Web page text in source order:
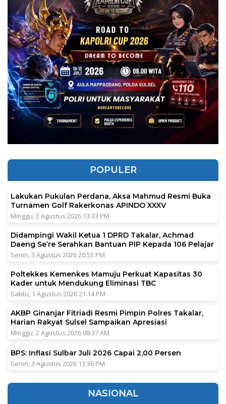
POPULER
Lakukan Pukulan Perdana, Aksa Mahmud Resmi Buka
Turnamen Golf Rakerkonas APINDO XXXV
Minggu, 2 Agustus 2026 13:33 PM
Didampingi Wakil Ketua 1 DPRD Takalar, Achmad
Daeng Se’re Serahkan Bantuan PIP Kepada 106 Pelajar
Senin, 3 Agustus 2026 20:55 PM
Poltekkes Kemenkes Mamuju Perkuat Kapasitas 30
Kader untuk Mendukung Eliminasi TBC
Sabtu, 1 Agustus 2026 21:14 PM
AKBP Ginanjar Fitriadi Resmi Pimpin Polres Takalar,
Harian Rakyat Sulsel Sampaikan Apresiasi
Minggu, 2 Agustus 2026 08:37 AM
BPS: Inflasi Sulbar Juli 2026 Capai 2,00 Persen
Senin, 3 Agustus 2026 13:36 PM
NASIONAL